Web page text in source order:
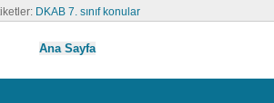
DKAB 7. sınıf konular
Ana Sayfa